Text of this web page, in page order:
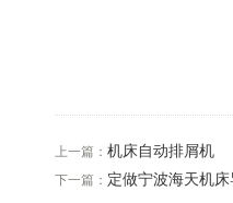
上一篇： 机床自动排屑机
下一篇： 定做宁波海天机